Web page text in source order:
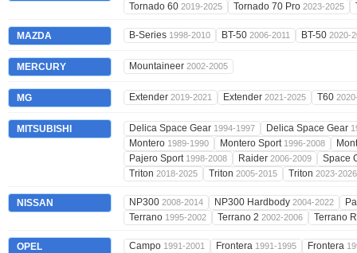
Tornado 60 2019-2025 Tornado 70 Pro 2023-2025
MAZDA B-Series 1998-2010 BT-50 2006-2011 BT-50 2020-
MERCURY Mountaineer 2002-2005
MG Extender 2019-2021 Extender 2021-2025 T60
MITSUBISHI Delica Space Gear 1994-1997 Delica Space Gear
Montero 1989-1990 Montero Sport 1996-2008
Pajero Sport 1998-2008 Raider 2006-2009
Space
Triton 2018-2025 Triton 2005-2015 Triton 2023-2026
NISSAN NP300 2008-2014 NP300 Hardbody 2004-2022
Terrano 1995-2002 Terrano 2 2002-2006 Terrano
OPEL Campo 1991-2001 Frontera 1991-1995 Frontera